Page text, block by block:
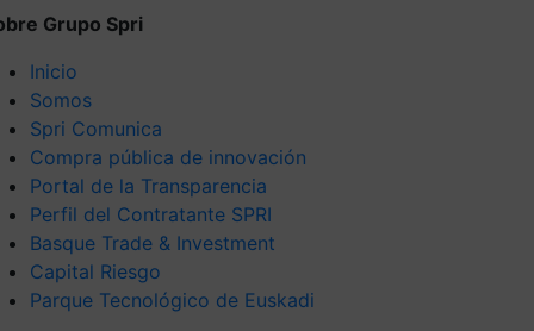
Grupo Spri
Inicio
Somos
Spri Comunica
Compra pública de innovación
Portal de la Transparencia
Perfil del Contratante SPRI
Basque Trade & Investment
Capital Riesgo
Parque Tecnológico de Euskadi